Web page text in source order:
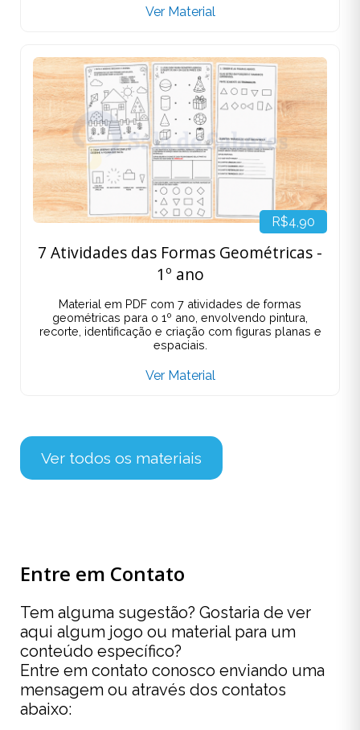
Ver Material
R$4,90
7 Atividades das Formas Geométricas -
1º ano
Material em PDF com 7 atividades de formas
geométricas para o 1º ano, envolvendo pintura,
recorte, identificação e criação com figuras planas e
espaciais.
Ver Material
Ver todos os materiais
Entre em Contato
Tem alguma sugestão? Gostaria de ver
aqui algum jogo ou material para um
conteúdo específico?
Entre em contato conosco enviando uma
mensagem ou através dos contatos
abaixo: